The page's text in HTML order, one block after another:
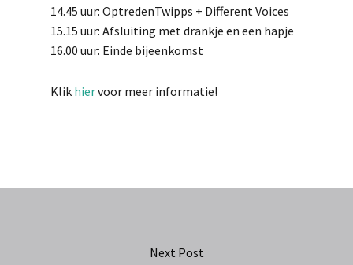
14.45 uur: OptredenTwipps + Different Voices
15.15 uur: Afsluiting met drankje en een hapje
16.00 uur: Einde bijeenkomst
Klik hiervoor meer informatie!
Next Post